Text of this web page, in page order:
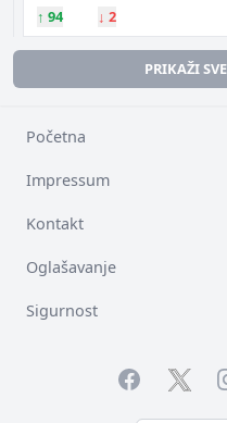
↑ 94 ↓ 2
PRIKAŽI
Početna
Impressum
Kontakt
Oglašavanje
Sigurnost
FacebookTwitter